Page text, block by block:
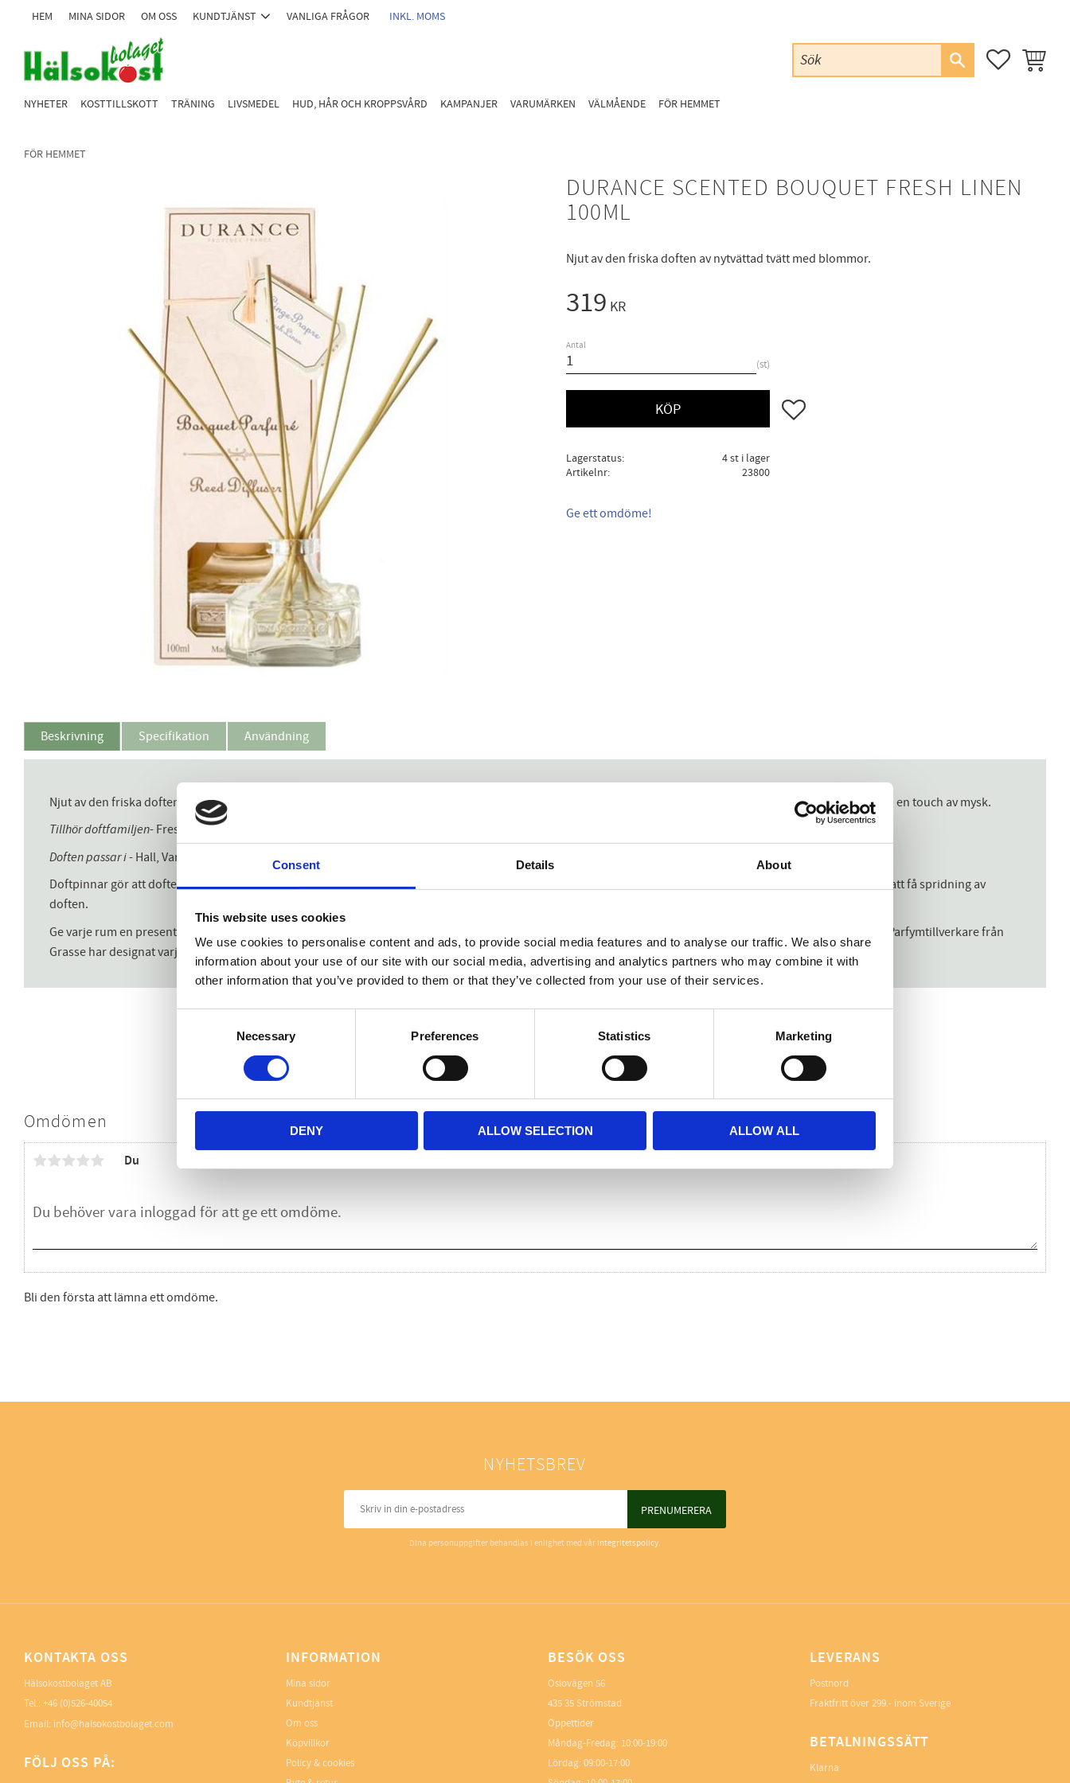
Consent Details About
This website uses cookies
We use cookies to personalise content and ads, to provide social media features and to analyse our traffic. We also share
information about your use of our site with our social media, advertising and analytics partners who may combine it with
other information that you’ve provided to them or that they’ve collected from your use of their services.
Necessary Preferences Statistics Marketing
DENY ALLOW SELECTION ALLOW ALL
HEM MINA SIDOR OM OSS KUNDTJÄNST VANLIGA FRÅGOR INKL. MOMS
FAVORITER
NYHETER KOSTTILLSKOTT TRÄNING LIVSMEDEL HUD, HÅR OCH KROPPSVÅRD KAMPANJER VARUMÄRKEN VÄLMÅENDE FÖR HEMMET
FÖR HEMMET
DURANCE SCENTED BOUQUET FRESH LINEN
100ML
Njut av den friska doften av nytvättad tvätt med blommor.
319 KR
Antal
st
KÖP Lägg till i favoriter
Lagerstatus
4 st i lager
Artikelnr
23800
Ge ett omdöme!
Beskrivning Specifikation Användning
Njut av den friska doften av nytvättad tvätt med blommor och aromatiska toner. Doft av mjukhet när tvätt torkar i solen, friska toner av lavendel, liljekonvalj och en touch av mysk.
Tillhör doftfamiljen- Fresh & Citrus
Doften passar i- Hall, Vardagsrum, Sovrum och Kontor
- Fräsch och ljus
Doftpinnar gör att doften lever i rummen och blir ett med inredningen. Vänd på pinnarna med jämna mellanrum. Låt de stå på en plats med mycket rörelse för att få spridning av
doften.
Ge varje rum en presentation och karaktär genom att välja en doft ur Durance doftbibliotek. Speglar skönheten i Provence landsbygd i både doft och elegans. Parfymtillverkare från
Grasse har designat varje doft i franska sobra toner.
Dela med dig
LinkedInPinterest
Omdömen
Du
Bli den första att lämna ett omdöme.
NYHETSBREV
PRENUMERERA
Dina personuppgifter behandlas i enlighet med vår integritetspolicy.
KONTAKTA OSS
Hälsokostbolaget AB
Tel.: +46 (0)526-40054
Email: info@halsokostbolaget.com
FÖLJ OSS PÅ:
INFORMATION
Mina sidor
Kundtjänst
Om oss
Köpvillkor
Policy & cookies
BESÖK OSS
Oslovägen 56
435 35 Strömstad
Öppettider
Måndag-Fredag: 10:00-19:00
Lördag: 09:00-17:00
LEVERANS
Postnord
Fraktfritt över 299.- inom Sverige
BETALNINGSSÄTT
Klarna